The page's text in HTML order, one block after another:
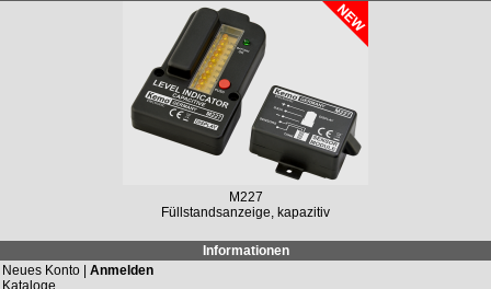
M227
Füllstandsanzeige, kapazitiv
Informationen
Neues Konto | Anmelden
Kataloge